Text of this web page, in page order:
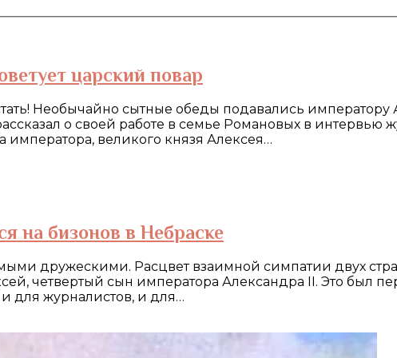
царский повар
Необычайно сытные обеды подавались
о своей работе в семье Романовых в интервью
императора, великого князя Алексея…
на бизонов в Небраске
дружескими. Расцвет взаимной симпатии двух
четвертый сын императора Александра II. Это был
для журналистов, и для…